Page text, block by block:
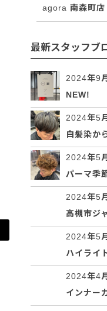
agora 南森町店
最新スタッフブ
2024年9
NEW!
2024年5
白髪染か
2024年5
パーマ季
2024年5
高槻市ジ
2024年5
ハイライ
2024年4
インナー